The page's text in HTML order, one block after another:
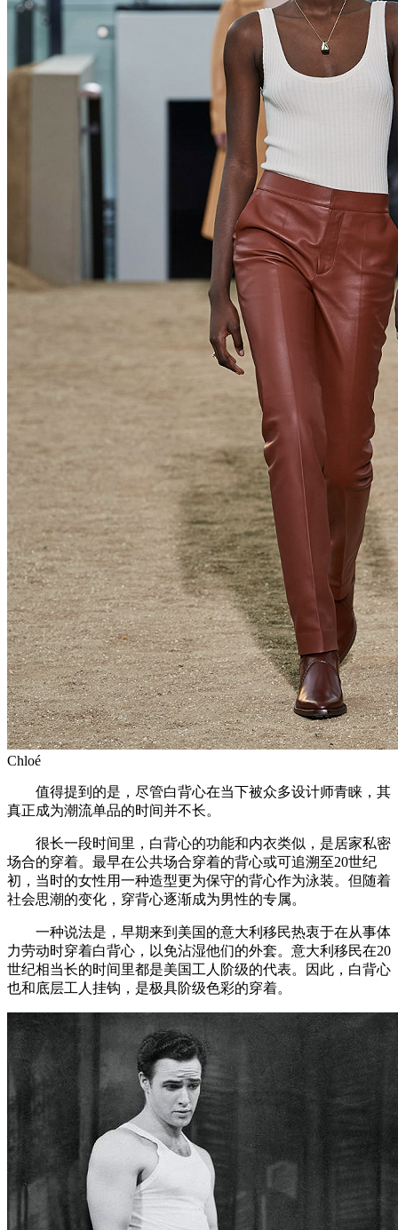
Chloé
值得提到的是，尽管白背心在当下被众多设计师青睐，其
真正成为潮流单品的时间并不长。
很长一段时间里，白背心的功能和内衣类似，是居家私密
场合的穿着。最早在公共场合穿着的背心或可追溯至20世纪
初，当时的女性用一种造型更为保守的背心作为泳装。但随着
社会思潮的变化，穿背心逐渐成为男性的专属。
一种说法是，早期来到美国的意大利移民热衷于在从事体
力劳动时穿着白背心，以免沾湿他们的外套。意大利移民在20
世纪相当长的时间里都是美国工人阶级的代表。因此，白背心
也和底层工人挂钩，是极具阶级色彩的穿着。